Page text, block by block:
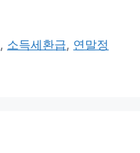
, 소득세환급, 연말정